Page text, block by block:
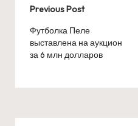
Post
navigation
Previous Post
Футболка Пеле
выставлена на аукцион
за 6 млн долларов